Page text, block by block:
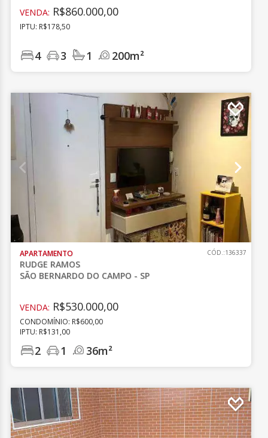
VENDA: R$860.000,00
IPTU: R$178,50
4 3 1 200m²
APARTAMENTO
RUDGE RAMOS
SÃO BERNARDO DO CAMPO - SP
CÓD.:136337
VENDA: R$530.000,00
CONDOMÍNIO: R$600,00
IPTU: R$131,00
2 1 36m²